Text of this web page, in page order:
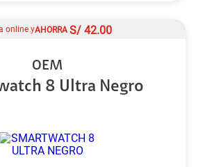
online yAHORRA S/ 42.00
OEM
8 Ultra Negro